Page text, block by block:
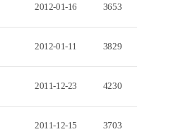
2012-01-16 3653
2012-01-11 3829
2011-12-23 4230
2011-12-15 3703